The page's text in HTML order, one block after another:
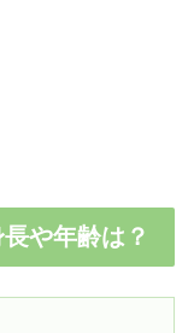
や年齢は？